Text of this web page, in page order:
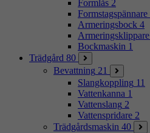
Formlås 2
Formstagspännare
Armeringsbock 4
Armeringsklippare
Bockmaskin 1
Trädgård 80
Bevattning 21
Slangkoppling 11
Vattenkanna 1
Vattenslang 2
Vattenspridare 2
Trädgårdsmaskin 40